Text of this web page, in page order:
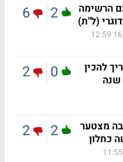
הרשימה
(ל"ת)
2
6
להכין
שנה
0
2
מצטער
כחלון
2
2